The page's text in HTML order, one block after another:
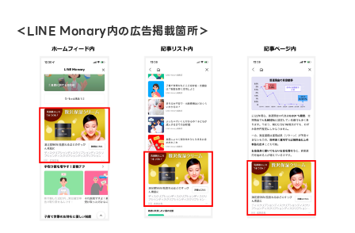
＜LINE Monary内の広告掲載箇所＞